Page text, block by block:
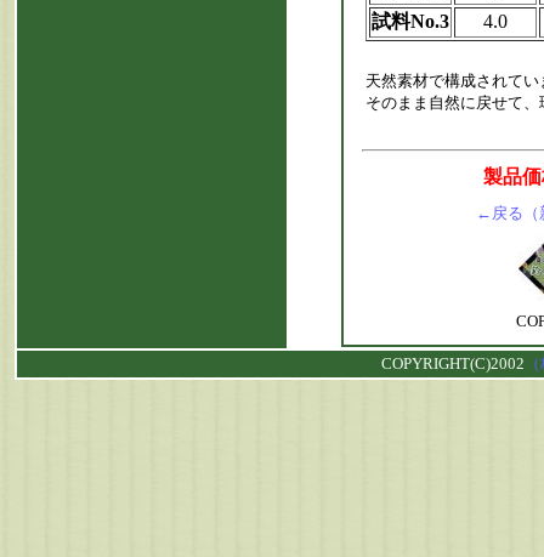
試料No.3
4.0
天然素材で構成されて
そのまま自然に戻せて
製品
← 戻る（
COPYRIGHT(C)2002